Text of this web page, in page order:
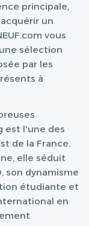
principale,
un
vous
sélection
par les
à
est l'une des
de la France.
elle séduit
son dynamisme
étudiante et
en